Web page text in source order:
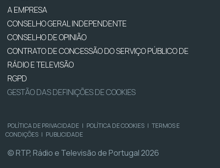
A EMPRESA
CONSELHO GERAL INDEPENDENTE
CONSELHO DE OPINIÃO
CONTRATO DE CONCESSÃO DO SERVIÇO PÚBLICO DE
RÁDIO E TELEVISÃO
RGPD
GESTÃO DAS DEFINIÇÕES DE COOKIES
POLÍTICA DE PRIVACIDADE | POLÍTICA DE COOKIES | TERMOS E
CONDIÇÕES | PUBLICIDADE
© RTP, Rádio e Televisão de Portugal 2026